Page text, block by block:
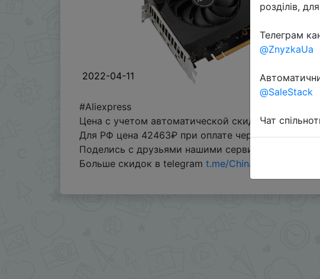
2022-04-11
#Aliexpress
Цена с учетом автоматической скидки продавца.
Для РФ цена 42463₽ при оплате через Qiwi, при
Поделись с друзьями нашими сервисами -
Больше скидок в telegram t.me/ChinaGoodBuy
розділів,
Телеграм
@ZnyzkaUa
@SaleStack
Чат